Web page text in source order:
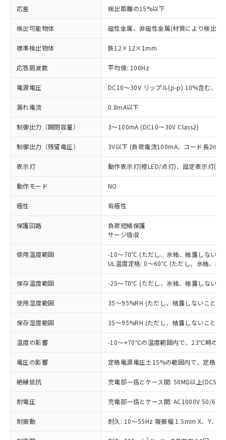
応差 検出距離の15%以下
検出可能物体 磁性金属、非磁性金属(材質により検出距
標準検出物体 鉄12×12×1mm
応答周波数 平均値: 100Hz
電源電圧 DC10～30V リップル(p-p) 10%含む、
漏れ電流 0.8mA以下
制御出力（開閉容量） 3～100mA (DC10～30V Class2)
制御出力（残留電圧） 3V以下 (負荷電流100mA、コード長2m時
表示灯 動作表示灯(橙LED/点灯)、設定表示灯(緑
動作モード NO
極性 有極性
保護回路
負荷短絡保護
サージ吸収
使用温度範囲
-10～70℃ (ただし、氷結、結露しないこ
UL温度定格: 0～60℃ (ただし、氷結、結
保存温度範囲 -25～70℃ (ただし、氷結、結露しないこ
使用湿度範囲 35～95%RH (ただし、結露しないこと)
保存湿度範囲 35～95%RH (ただし、結露しないこと)
温度の影響 -10～+70℃の温度範囲内で、23℃時の
電圧の影響 定格電源電圧±15%の範囲内で、定格電
絶縁抵抗 充電部一括とケース間: 50MΩ以上
耐電圧 充電部一括とケース間: AC1000V 50/
耐振動 耐久: 10～55Hz 複振幅 1.5mm X、Y、Z
ご利用条件
以下の条件をお読みいただき、同意のうえ
ご利用ください。
本サービスは、当社制御機器事業取扱
商品の当社在庫状況および標準価格
(税抜)を提供させていただくもので
当社制御機器事業取扱商品の中には、
本サービスの対象外となる商品もある
ことをご了承ください。
在庫状況および標準価格照会結果は、
記載している更新日時点での社内デー
タに基づき作成されるものであり、閲
対応済み：EU RoHS指令（10物質）の
非含有に対応した製品が提供可能な商品で
す。
対応予定：EU RoHS指令（10物質）の非含
有に対応した製品に切り替える予定のある
商品です。
対応予定なし：EU RoHS指令（10物質）の
非含有に非対応の商品で、対応品を出す予
定はありません。
調査・確認中：EU RoHS指令（10物質）の
非含有の対応状況を調査中または確認中の
非該当品：ライセンス料など無形物で、有
害物質有無と関係のない商品です。
仕入先様の事情により、非含有部品として
むを得ず変更することがあります。
※1 中国RoHS○×表
「○」：最大均質材料含有率が中国RoHSの
基準値以下であることを示します。
「×」：最大均質材料含有率が中国RoHSの
基準値を超えていることを示します。
「－」：未確認です。当社販売部門へお問
*中国RoHS10物質の基準値 (GB/T26572)：
当社は、これら貴社製品のうち、外国
（以下｢規制貨物等」という）を輸出
または国外への提供する場合は、日本